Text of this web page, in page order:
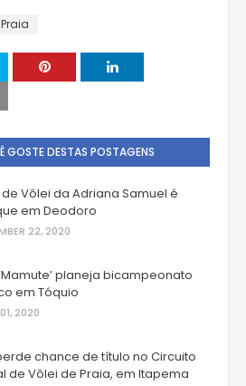
GOSTE DESTAS POSTAGENS
Vôlei da Adriana Samuel é
em Deodoro
22, 2020
planeja bicampeonato
em Tóquio
2020
chance de título no Circuito
de Vôlei de Praia, em Itapema